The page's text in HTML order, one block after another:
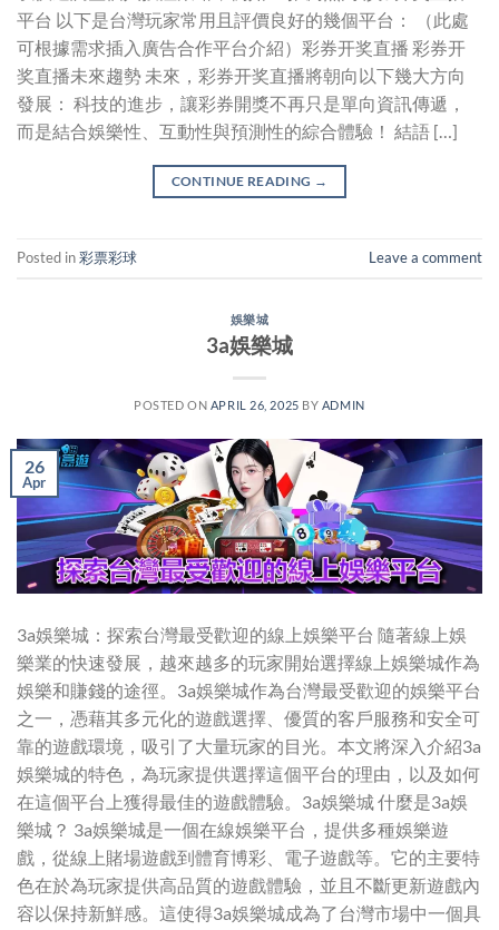
平台 以下是台灣玩家常用且評價良好的幾個平台： （此處
可根據需求插入廣告合作平台介紹）彩券开奖直播 彩券开
奖直播未來趨勢 未來，彩券开奖直播將朝向以下幾大方向
發展： 科技的進步，讓彩券開獎不再只是單向資訊傳遞，
而是結合娛樂性、互動性與預測性的綜合體驗！ 結語 […]
CONTINUE READING →
Posted in彩票彩球 Leave a comment
娛樂城
3a娛樂城
POSTED ON APRIL 26, 2025 BY ADMIN
26
Apr
3a娛樂城：探索台灣最受歡迎的線上娛樂平台 隨著線上娛
樂業的快速發展，越來越多的玩家開始選擇線上娛樂城作為
娛樂和賺錢的途徑。3a娛樂城作為台灣最受歡迎的娛樂平台
之一，憑藉其多元化的遊戲選擇、優質的客戶服務和安全可
靠的遊戲環境，吸引了大量玩家的目光。本文將深入介紹3a
娛樂城的特色，為玩家提供選擇這個平台的理由，以及如何
在這個平台上獲得最佳的遊戲體驗。3a娛樂城 什麼是3a娛
樂城？ 3a娛樂城是一個在線娛樂平台，提供多種娛樂遊
戲，從線上賭場遊戲到體育博彩、電子遊戲等。它的主要特
色在於為玩家提供高品質的遊戲體驗，並且不斷更新遊戲內
容以保持新鮮感。這使得3a娛樂城成為了台灣市場中一個具